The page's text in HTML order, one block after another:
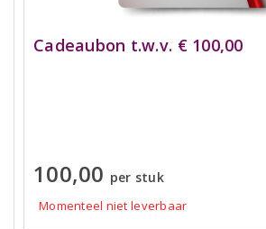
Cadeaubon t.w.v. € 100,00
100,00 per stuk
Momenteel niet leverbaar